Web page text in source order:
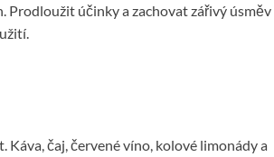
Prodloužit účinky a zachovat zářivý úsměv
čaj, červené víno, kolové limonády a